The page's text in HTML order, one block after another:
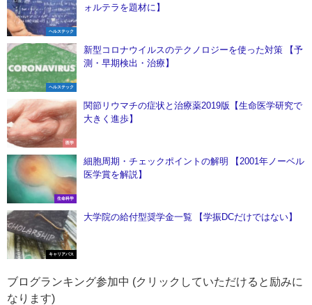
ヘルステック
ォルテラを題材に】
ヘルステック
新型コロナウイルスのテクノロジーを使った対策 【予
測・早期検出・治療】
医学
関節リウマチの症状と治療薬2019版【生命医学研究で
大きく進歩】
生命科学
細胞周期・チェックポイントの解明 【2001年ノーベル
医学賞を解説】
キャリアパス
大学院の給付型奨学金一覧 【学振DCだけではない】
ブログランキング参加中 (クリックしていただけると励みに
なります)